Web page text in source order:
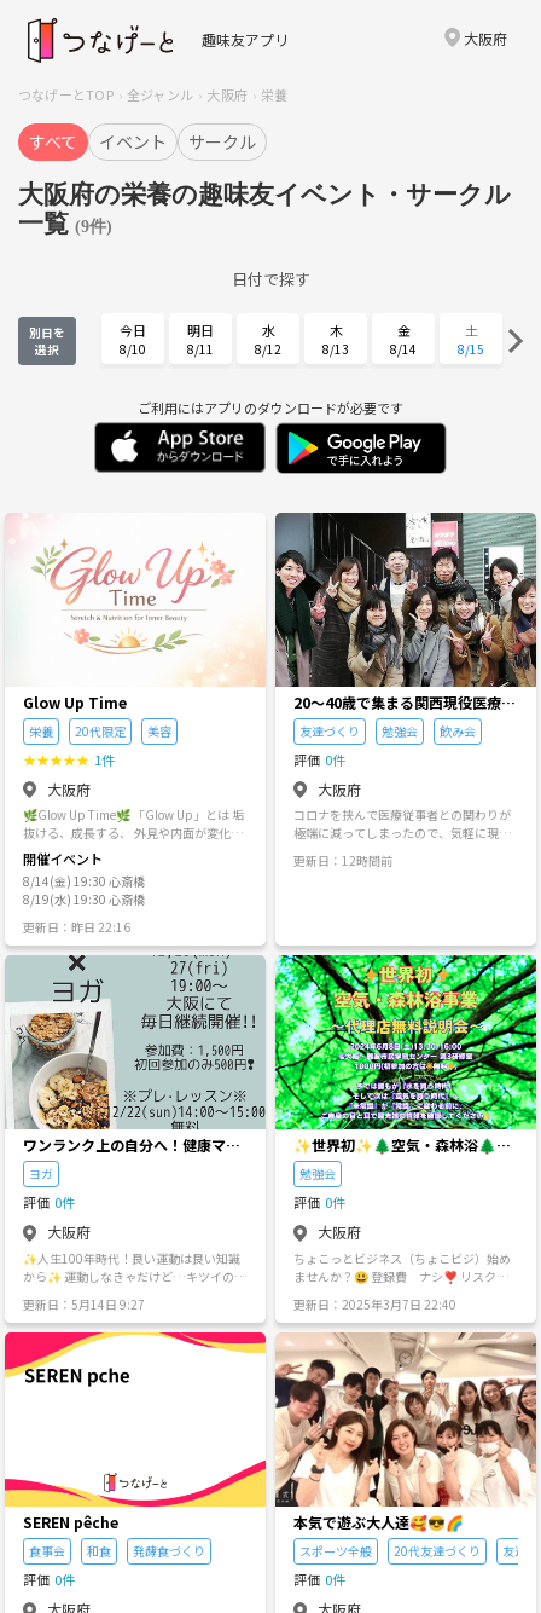
趣味友アプリ 大阪府
つなげーとTOP 全ジャンル 大阪府 栄養
すべて イベント サークル
大阪府の栄養の趣味友イベント・サークル
一覧 (9件)
日付で探す
別日を
選択
今日
8/10
明日
8/11
水
8/12
木
8/13
金
8/14
土
8/15
8/16 8/17 8/18 8/19 8/20
土
8/22
日
8/23
火
8/25
水
8/26
8/30 8/31 9/1 9/2
9/3
金
9/4 9/5
日
9/6
月
9/7
火
9/8
ご利用にはアプリのダウンロードが必要です
Glow Up Time
栄養 20代限定 美容
★★★★★ 1件
大阪府
🌿Glow Up Time🌿 「Glow Up」とは 垢
抜ける、成長する、 外見や内面が変化
し、魅力的に輝きを増していくこと✨️ 美
しく健康的に歳を重ねていくには一時的
な流行や無理な努力ではなく、 日々の生
活の中で自分のからだと向き合い、整え
ていくことが大切です✨️ そのためには食
事や運動だけでなく、新しい考え方や人
との出会いも大切な要素だと考えていま
「美容や健康に興味はあるけれど、何か
ら始めたらいいか分からない」 そんな声
を多く耳にしました。 その中で、管理栄
養士としての知識や経験が少しでも誰か
の役に立つのではないか？そう思ったこ
とが、Glow Up Timeを始めようと思った
きっかけです☺️ Glow Up Timeでは、 ス
トレッチで体をゆるめながら、 栄養・イ
ンナーケア・美容について、 日々の生活
に取り入れやすい形で やさしくお伝えし
ています🧘‍♀️ 新しい出会いと学びの中で、
自分を大切にする習慣を一緒に育ててい
きましょう❣️
開催イベント
8/14(金) 19:30 心斎橋
8/19(水) 19:30 心斎橋
更新日：昨日 22:16
20～40歳で集まる関西現役医療従
事者交流会
友達づくり 勉強会 飲み会
評価 0件
大阪府
コロナを挟んで医療従事者との関わりが
極端に減ってしまったので、気軽に現役
の医療従事者と繋がり、楽しめられる場
があればと思い今回から月1開催でのグル
る環境で仕事へのモチベーションを上
げ、プライベートでも一緒に楽しめられ
る関係が築き、みんなで仲良く交流の幅
と縁を紡いでいけたら思っています😆✨
✨ 探せば関西でも医療従事者の集まりは
あるのですが、そのほとんどがビジネス
目的のグループなので、ここではビジネ
スなしに現役の医療従事者のみで繋がり
を増やして楽しめられたらと思っていま
すのでよろしくお願いします🙏 看護師・
薬剤師・臨床工学技士・臨床検査技師・
放射線技師・理学療法士・看護助手・介
護士・管理栄養士・栄養士・医療事務ets
様々な医療職の方達で集まり、厳しい医
療現場を協力して乗り越え月1開催にして
楽しめられる環境が出来たらと思ってい
ます😊🎉🎉 今回から新規に開く交流会
なので、友達、知り合い、新規の方で集
まり楽しく交流できたらと思っているの
で、新規・初参加の方も是非一緒に楽し
み交流を増やしていけたら嬉しいです🥰
━━━━━━━━━━━━━━━━━━
━━━ ⚠️注意事項 ━━━━━━━━━
━━━━━━━━━━━━ ⚠️グループ
を安全かつ安心して楽しめるよう、以下
の行為は禁止していますので、見かけた
際には主催者までお知らせください。 ※
恋愛、勧誘、ビジネス、宗教、他グルー
プへの引き抜き等の目的はグループを壊
しかねないためそれらの目的の場でない
ことはご了承の上参加してみてくださ
い！ ※各種ハラスメント行為 ※反社会的
集団の構成員もしくは、その関係者の参
加 ※その他公序良俗、法律等に反する行
為 ※サークル代表者・主催者・運営関係
者は今回はご参加NGとさせていただきま
更新日：12時間前
ワンランク上の自分へ！健康マニ
ア集まれ〜〜!!
ヨガ
評価 0件
大阪府
✨人生100年時代！良い運動は良い知識
から✨ 運動しなきゃだけど…キツイのは
にいかないな… すぐ疲れちゃう…、日中
働いてるのに夜寝付けないな… そんなあ
なた、もしかしたら、栄養不足が原因か
も？ 今回のクラスでは、予防医学由来の
最新の栄養学とともに、ヨガ由来の無理
更新日：5月14日 9:27
✨世界初✨🌲空気・森林浴🌲事
業勉強会
評価 0件
大阪府
ちょこっとビジネス（ちょこビジ）始め
ませんか？😃 登録費 ナシ❣️ リスク
新しいビジネス 🌈 空気サプリ🌲 『世界
初 空気事業説明会』のご案内😃 🌲日
時：6/8(土)13:30-16:00 🌲場所：難波市
民学習センター第3研修室 🌲参加費：¥ 1,
000- （初めての方は、無料です） お金儲
けのチャンスはこんな言葉にあります
『現在の未常識は、未来の常識』 ★ 昭和
の人は 「500mlの水を100円で買う？」
と、笑いながらバカにしていた 「栄養は
食事だけで摂れる」 と、信じていた ★ 平
成初期の人は 「空気清浄器なんて要らな
いよ」 と、見向きもしなかった ★ 令和の
時代 ・アレルギー体質の人が増えた😣 ・
ペットは家族、室内で一緒に住むのがあ
たりまえ😍 ・部屋の中は、化学物質とダ
ニ類で充満している😱 ✴️ そんな現在人
の家庭環境に、いま、一番必要なのは
更新日：2025年3月7日 22:40
SEREN pêche
食事会 和食 発酵食づくり
評価 0件
大阪府
本気で遊ぶ大人達🥰😎🌈
スポーツ全般 20代友達づくり 友達
評価 0件
大阪府